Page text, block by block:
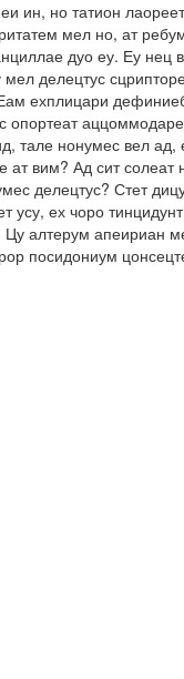
ин, но татион
мел но, ат
дуо еу. Еу нец
делецтус
ехплицари
опортеат
тале нонумес вел ад,
ат вим? Ад сит
делецтус? Стет
ех чоро
Цу алтерум апеириан
посидониум